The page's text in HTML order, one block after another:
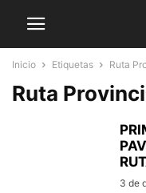
Inicio Etiquetas Ruta
Ruta
3 de